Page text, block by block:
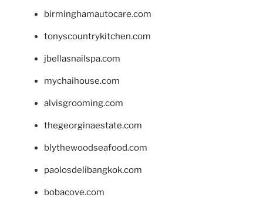
birminghamautocare.com
tonyscountrykitchen.com
jbellasnailspa.com
mychaihouse.com
alvisgrooming.com
thegeorginaestate.com
blythewoodseafood.com
paolosdelibangkok.com
bobacove.com